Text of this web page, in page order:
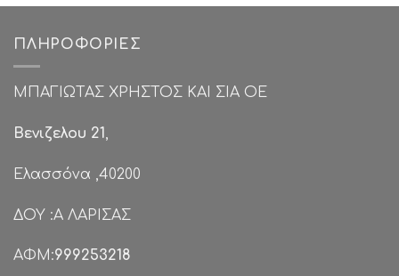
ΠΛΗΡΟΦΟΡΊΕΣ
ΜΠΑΓΙΩΤΑΣ ΧΡΗΣΤΟΣ ΚΑΙ ΣΙΑ ΟΕ
Βενιζελου 21,
Ελασσόνα ,40200
ΔΟΥ :Α ΛΑΡΙΣΑΣ
ΑΦΜ:999253218